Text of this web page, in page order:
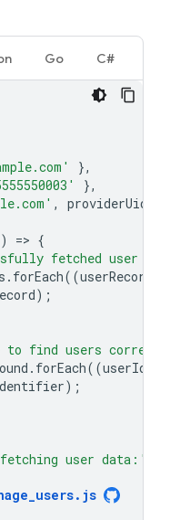
Go C#
},
},
, providerUid
) => {
fetched user
. forEach((userRecord
);
to find users
. forEach((
);
user data:'
. js